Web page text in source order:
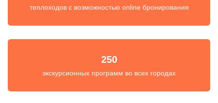
теплоходов с возможностью online бронирования
250
экскурсионных программ во всех городах